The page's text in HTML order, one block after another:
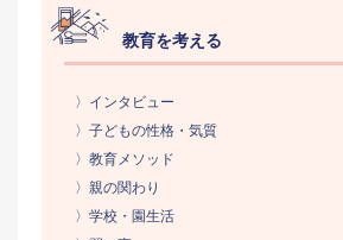
教育を考える
〉インタビュー
〉子どもの性格・気質
〉教育メソッド
〉親の関わり
〉学校・園生活